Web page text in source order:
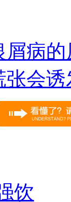
屑病的
张会